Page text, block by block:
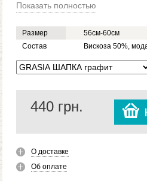
Показать полностью
Размер
56см-60см
Состав
Вискоза 50%,
440 грн.
О доставке
Об оплате